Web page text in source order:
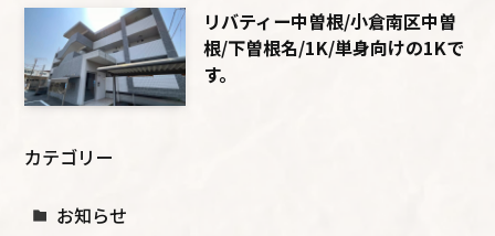
リバティー中曽根/小倉南区中曽
根/下曽根名/1K/単身向けの1Kで
す。
カテゴリー
お知らせ